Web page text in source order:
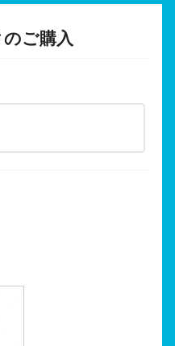
ご購入